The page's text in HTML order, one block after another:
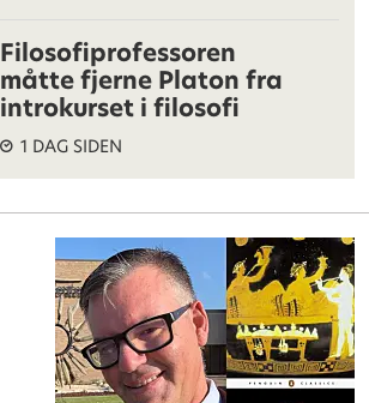
Filosofiprofessoren
måtte fjerne Platon fra
introkurset i filosofi
1 DAG SIDEN